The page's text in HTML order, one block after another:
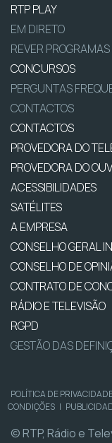
RTP PLAY
EM DIRETO
REVER PROGRAMAS
CONCURSOS
PERGUNTAS
CONTACTOS
CONTACTOS
PROVEDORA DO
PROVEDORA DO
ACESSIBILIDADES
SATÉLITES
A EMPRESA
CONSELHO GERAL
CONSELHO DE
CONTRATO DE
RÁDIO E TELEVISÃO
RGPD
GESTÃO DAS
POLÍTICA DE
CONDIÇÕES |
© RTP, Rádio e